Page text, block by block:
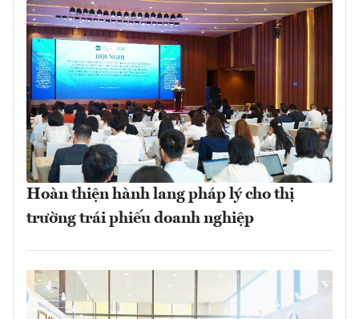
Hoàn thiện hành lang pháp lý cho thị
trường trái phiếu doanh nghiệp